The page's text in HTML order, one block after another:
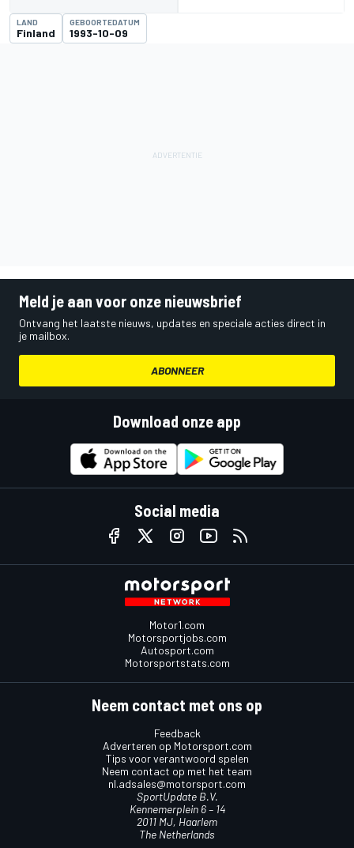
LAND
Finland
GEBOORTEDATUM
1993-10-09
Meld je aan voor onze nieuwsbrief
Ontvang het laatste nieuws, updates en speciale acties direct in
je mailbox.
ABONNEER
Download onze app
Social media
Motor1.com
Motorsportjobs.com
Autosport.com
Motorsportstats.com
Neem contact met ons op
Feedback
Adverteren op Motorsport.com
Tips voor verantwoord spelen
Neem contact op met het team
nl.adsales@motorsport.com
SportUpdate B.V.
Kennemerplein 6 – 14
2011 MJ, Haarlem
The Netherlands